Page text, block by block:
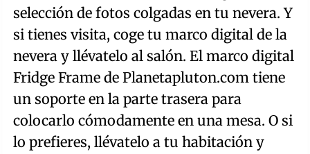
selección de fotos colgadas en tu nevera. Y
si tienes visita, coge tu marco digital de la
nevera y llévatelo al salón. El marco digital
Fridge Frame de Planetapluton.com tiene
un soporte en la parte trasera para
colocarlo cómodamente en una mesa. O si
lo prefieres, llévatelo a tu habitación y